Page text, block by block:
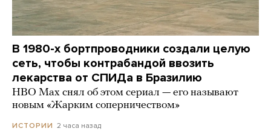
В 1980-х бортпроводники создали целую
сеть, чтобы контрабандой ввозить
лекарства от СПИДа в Бразилию
HBO Max снял об этом сериал — его называют
новым «Жарким соперничеством»
ИСТОРИИ 2 часа назад